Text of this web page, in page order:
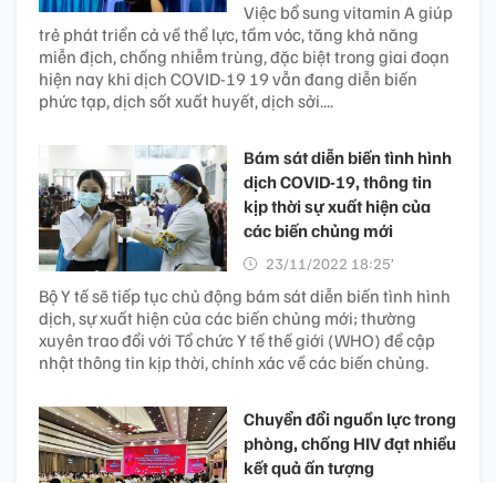
Việc bổ sung vitamin A giúp
trẻ phát triển cả về thể lực, tầm vóc, tăng khả năng
miễn địch, chống nhiễm trùng, đặc biệt trong giai đoạn
hiện nay khi dịch COVID-19 19 vẫn đang diễn biến
phức tạp, dịch sốt xuất huyết, dịch sởi....
Bám sát diễn biến tình hình
dịch COVID-19, thông tin
kịp thời sự xuất hiện của
các biến chủng mới
23/11/2022 18:25’
Bộ Y tế sẽ tiếp tục chủ động bám sát diễn biến tình hình
dịch, sự xuất hiện của các biến chủng mới; thường
xuyên trao đổi với Tổ chức Y tế thế giới (WHO) để cập
nhật thông tin kịp thời, chính xác về các biến chủng.
Chuyển đổi nguồn lực trong
phòng, chống HIV đạt nhiều
kết quả ấn tượng